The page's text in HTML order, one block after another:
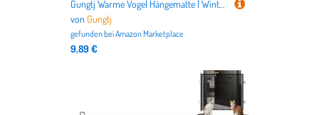
Gungtj Warme Vogel Hängematte | Winter Vogelnester Plüsch Warm | Wellensittich Zubehör Für Verstecken Schlafen Sitzen Ruhen Nisten Füttern Halten Züchten Für Innen Und Außen Voliere
von Gungtj
gefunden beiAmazon Marketplace
9,89 €